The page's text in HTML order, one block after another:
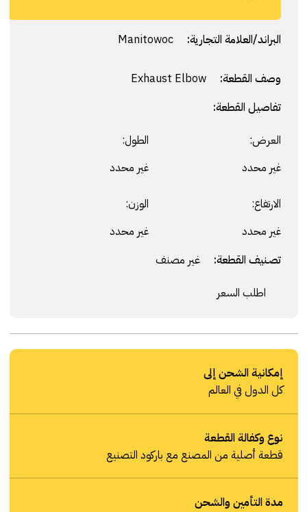
البراند/العلامة التجارية: Manitowoc
وصف القطعة:
Exhaust Elbow
تفاصيل القطعة:
العرض:
غير محدد
الطول:
غير محدد
الارتفاع:
غير محدد
الوزن:
غير محدد
تصنيف القطعة: غير مصنف
اطلب السعر
إمكانية الشحن إلى
كل الدول في العالم
نوع وكفالة القطعة
قطعة أصلية من المصنع مع باركود التصنيع
مدة التأمين والشحن